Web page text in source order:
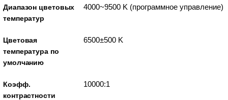
Диапазон цветовых
температур
4000~9500 K (программное управление)
Цветовая
температура по
умолчанию
6500±500 K
Коэфф.
контрастности
10000:1